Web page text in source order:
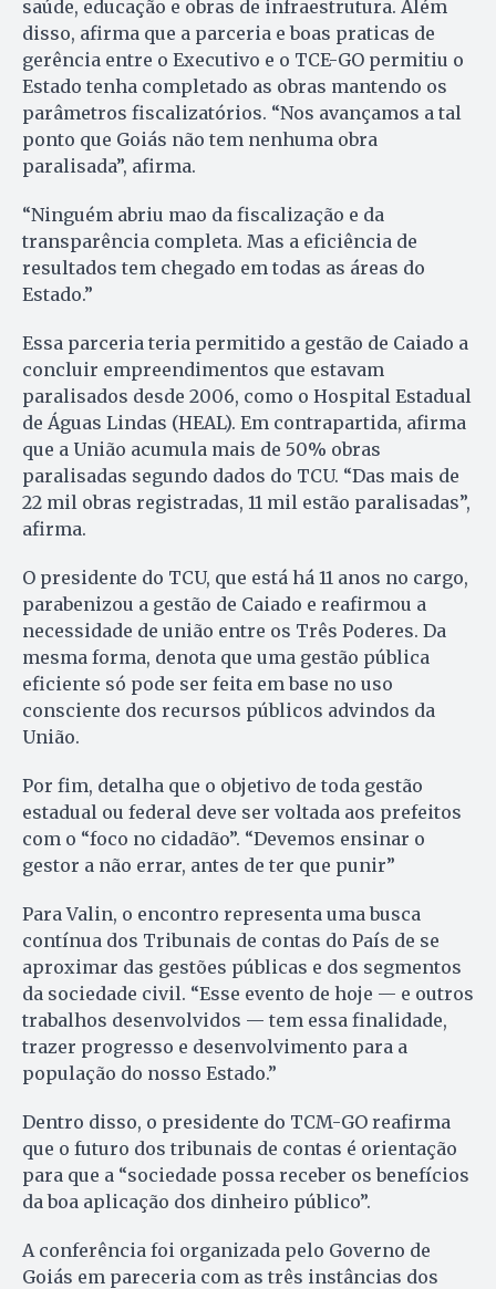
saúde, educação e obras de infraestrutura. Além
disso, afirma que a parceria e boas praticas de
gerência entre o Executivo e o TCE-GO permitiu o
Estado tenha completado as obras mantendo os
parâmetros fiscalizatórios. “Nos avançamos a tal
ponto que Goiás não tem nenhuma obra
paralisada”, afirma.
“Ninguém abriu mao da fiscalização e da
transparência completa. Mas a eficiência de
resultados tem chegado em todas as áreas do
Estado.”
Essa parceria teria permitido a gestão de Caiado a
concluir empreendimentos que estavam
paralisados desde 2006, como o Hospital Estadual
de Águas Lindas (HEAL). Em contrapartida, afirma
que a União acumula mais de 50% obras
paralisadas segundo dados do TCU. “Das mais de
22 mil obras registradas, 11 mil estão paralisadas”,
afirma.
O presidente do TCU, que está há 11 anos no cargo,
parabenizou a gestão de Caiado e reafirmou a
necessidade de união entre os Três Poderes. Da
mesma forma, denota que uma gestão pública
eficiente só pode ser feita em base no uso
consciente dos recursos públicos advindos da
União.
Por fim, detalha que o objetivo de toda gestão
estadual ou federal deve ser voltada aos prefeitos
com o “foco no cidadão”. “Devemos ensinar o
gestor a não errar, antes de ter que punir”
Para Valin, o encontro representa uma busca
contínua dos Tribunais de contas do País de se
aproximar das gestões públicas e dos segmentos
da sociedade civil. “Esse evento de hoje — e outros
trabalhos desenvolvidos — tem essa finalidade,
trazer progresso e desenvolvimento para a
população do nosso Estado.”
Dentro disso, o presidente do TCM-GO reafirma
que o futuro dos tribunais de contas é orientação
para que a “sociedade possa receber os benefícios
da boa aplicação dos dinheiro público”.
A conferência foi organizada pelo Governo de
Goiás em pareceria com as três instâncias dos